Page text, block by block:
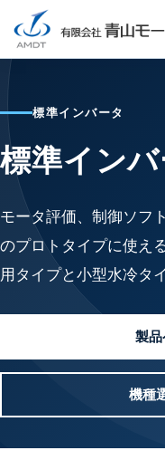
標準インバータ
標準イン
モータ評価、制御ソフ
のプロトタイプに使え
用タイプと小型水冷タ
製
機種